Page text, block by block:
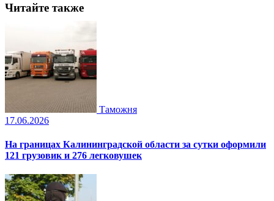
Читайте также
Таможня
17.06.2026
На границах Калининградской области за сутки оформили
121 грузовик и 276 легковушек